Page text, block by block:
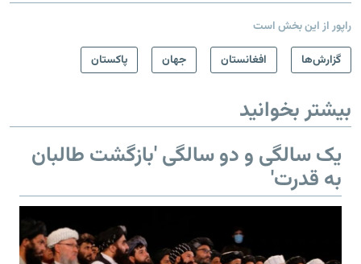
راپور از این بخش است
گزارش‌ها
افغانستان جهان پاکستان
بیشتر بخوانید
یک سالگی و دو سالگی 'بازگشت طالبان
به قدرت'